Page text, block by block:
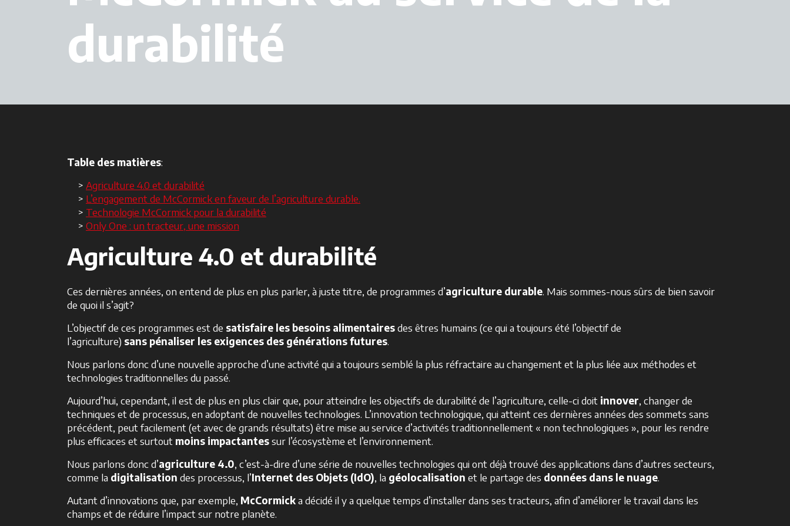
durabilité
Table des matières:
Agriculture 4.0 et durabilité
L’engagement de McCormick en faveur de l’agriculture durable.
Technologie McCormick pour la durabilité
Only One : un tracteur, une mission
Agriculture 4.0 et durabilité
Ces dernières années, on entend de plus en plus parler, à juste titre, de programmes d’agriculture durable. Mais sommes-nous sûrs de bien savoir
de quoi il s’agit?
L’objectif de ces programmes est de satisfaire les besoins alimentairesdes êtres humains (ce qui a toujours été l’objectif de
l’agriculture) sans pénaliser les exigences des générations futures.
Nous parlons donc d’une nouvelle approche d’une activité qui a toujours semblé la plus réfractaire au changement et la plus liée aux méthodes et
technologies traditionnelles du passé.
Aujourd’hui, cependant, il est de plus en plus clair que, pour atteindre les objectifs de durabilité de l’agriculture, celle-ci doit innover, changer de
techniques et de processus, en adoptant de nouvelles technologies. L’innovation technologique, qui atteint ces dernières années des sommets sans
précédent, peut facilement (et avec de grands résultats) être mise au service d’activités traditionnellement « non technologiques », pour les rendre
plus efficaces et surtout moins impactantessur l’écosystème et l’environnement.
Nous parlons donc d’agriculture 4.0, c’est-à-dire d’une série de nouvelles technologies qui ont déjà trouvé des applications dans d’autres secteurs,
comme la digitalisation des processus, l’Internet des Objets (IdO), la géolocalisation et le partage des données dans le nuage.
Autant d’innovations que, par exemple, McCormicka décidé il y a quelque temps d’installer dans ses tracteurs, afin d’améliorer le travail dans les
champs et de réduire l’impact sur notre planète.